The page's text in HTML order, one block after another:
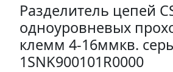
Разделитель цепей
одноуровневых
клемм 4-16ммкв.
1SNK900101R0000